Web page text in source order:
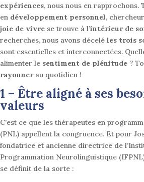
expériences, nous nous en rapprochons.
en développement personnel,
joie de vivre se trouve à l’intérieur de
recherches, nous avons décelé les trois
sont essentielles et interconnectées.
alimenter le sentiment de plénitude ?
rayonnerau quotidien !
1 – Être aligné à ses
valeurs
C’est ce que les thérapeutes en
(PNL) appellent la congruence. Et pour
fondatrice et ancienne directrice de
Programmation Neurolinguistique
se définit de la sorte :